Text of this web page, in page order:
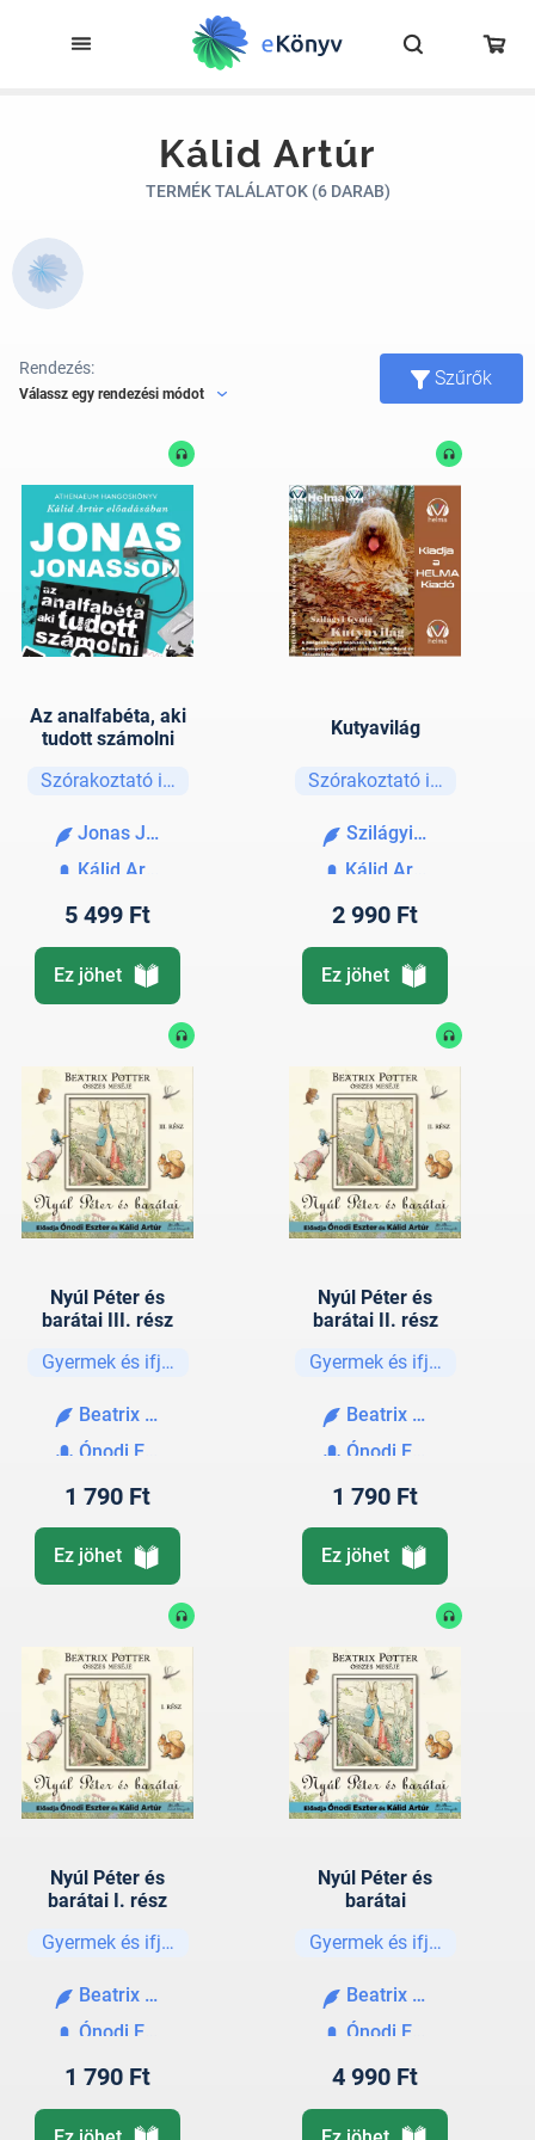
Kálid Artúr
TERMÉK TALÁLATOK (6 DARAB)
Rendezés:
Válassz egy rendezési módot
Szűrők
Az analfabéta, aki
tudott számolni
Szórakoztató irodalom
Jonas Jonasson
Kálid Artúr
5 499 Ft
Ez jöhet
Kutyavilág
Szórakoztató irodalom
Szilágyi Gyula
Kálid Artúr
2 990 Ft
Ez jöhet
Nyúl Péter és
barátai III. rész
Gyermek és ifjúsági
Beatrix Potter
Ónodi Eszter
1 790 Ft
Ez jöhet
Nyúl Péter és
barátai II. rész
Gyermek és ifjúsági
Beatrix Potter
Ónodi Eszter
1 790 Ft
Ez jöhet
Nyúl Péter és
barátai I. rész
Gyermek és ifjúsági
Beatrix Potter
Ónodi Eszter
1 790 Ft
Nyúl Péter és
barátai
Gyermek és ifjúsági
Beatrix Potter
Ónodi Eszter
4 990 Ft